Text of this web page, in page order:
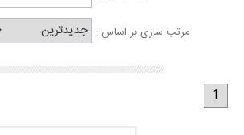
مرتب سازی بر اساس :
1